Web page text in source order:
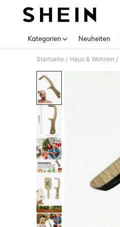
Kategorien Neuheiten
Startseite / Haus & Wohnen /